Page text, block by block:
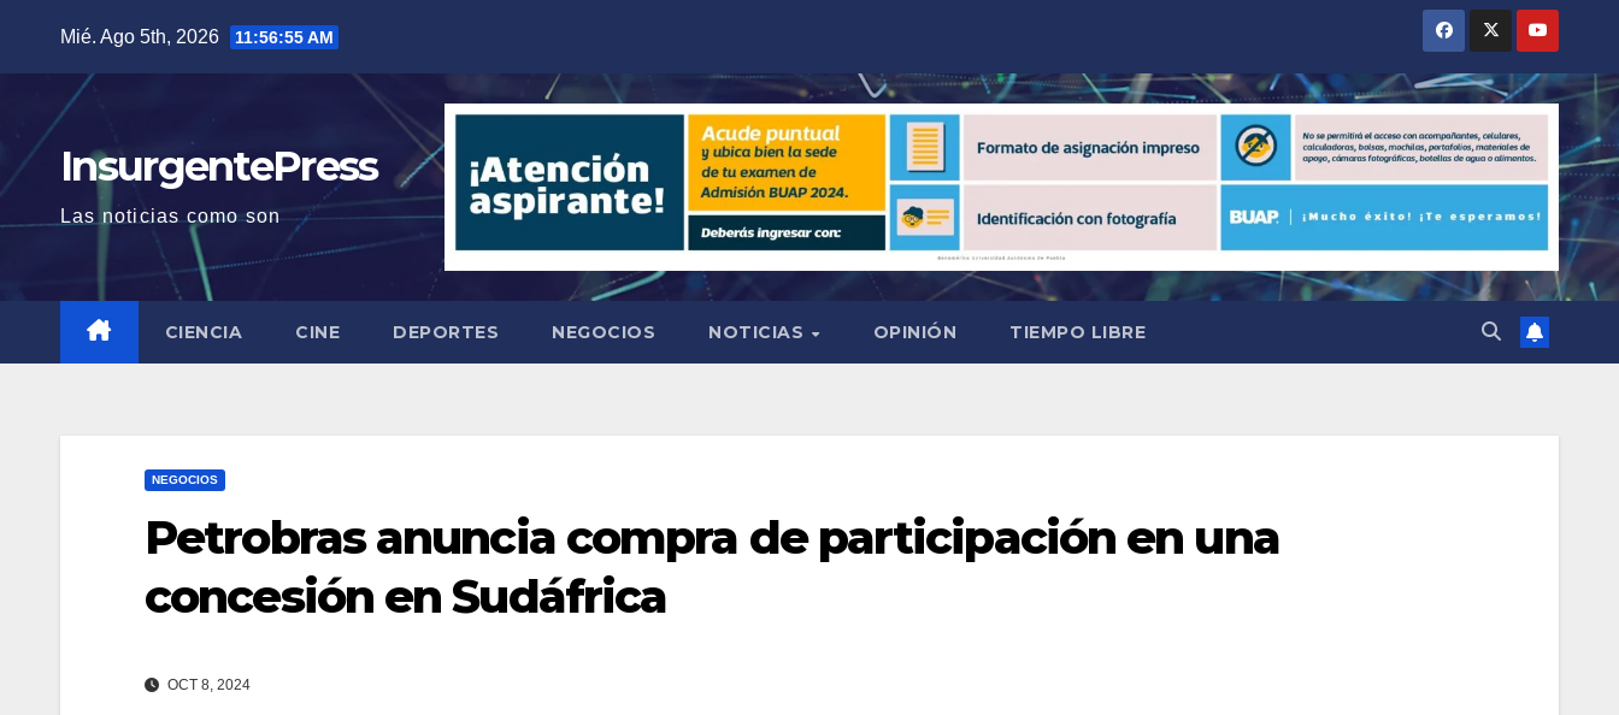
contenido
Mié. Ago 5th, 2026 11:56:56 AM
InsurgentePress
Las noticias como son
CIENCIA CINE DEPORTES NEGOCIOS NOTICIAS OPINIÓN TIEMPO LIBRE
NEGOCIOS
Petrobras anuncia compra de participación en una
concesión en Sudáfrica
OCT 8, 2024